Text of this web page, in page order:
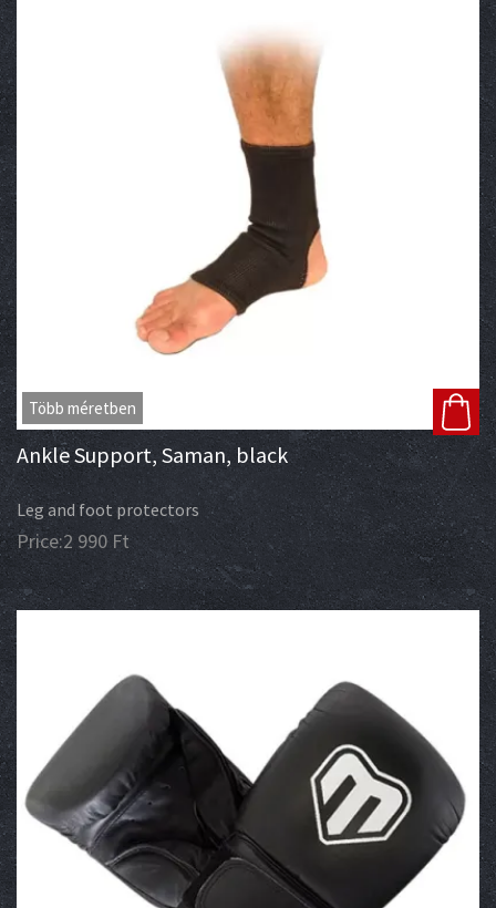
Több méretben
Ankle Support, Saman, black
Leg and foot protectors
Price:2 990Ft